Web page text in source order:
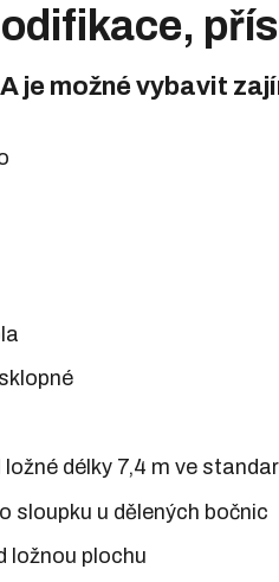
je možné vybavit
délky 7,4 m ve
sloupku u dělených bočnic
ložnou plochu